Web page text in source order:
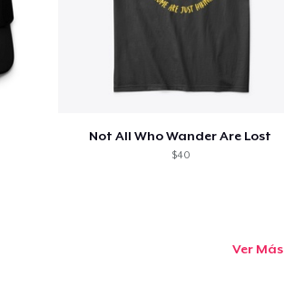
Not All Who Wander Are Lost
$40
Ver Más